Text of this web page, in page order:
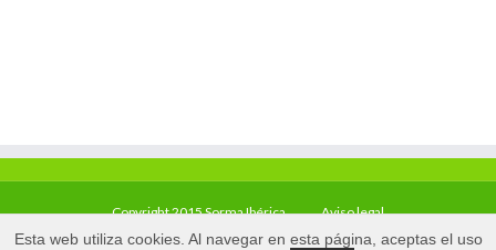
Copyright 2015 Sorma Ibérica Aviso legal
Esta web utiliza cookies. Al navegar en esta página, aceptas el uso